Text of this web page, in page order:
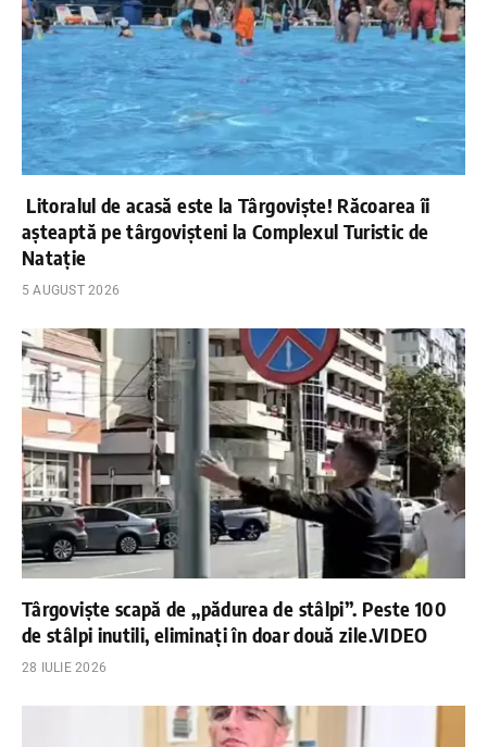
Litoralul de acasă este la Târgoviște! Răcoarea îi
așteaptă pe târgovișteni la Complexul Turistic de
Natație
5 AUGUST 2026
Târgoviște scapă de „pădurea de stâlpi”. Peste 100
de stâlpi inutili, eliminați în doar două zile.VIDEO
28 IULIE 2026